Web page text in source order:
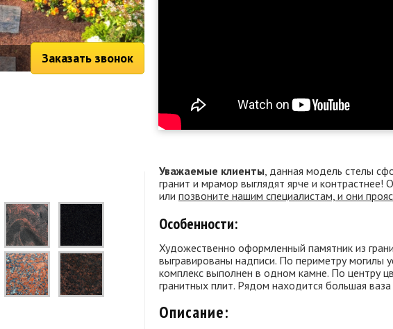
Заказать звонок
Уважаемые клиенты , данная модель стелы
гранит и мрамор выглядят ярче и контрастнее!
или позвоните нашим специалистам, и они
Особенности:
Художественно оформленный памятник из
выгравированы надписи. По периметру могилы
комплекс выполнен в одном камне. По центру
гранитных плит. Рядом находится большая
Описание: